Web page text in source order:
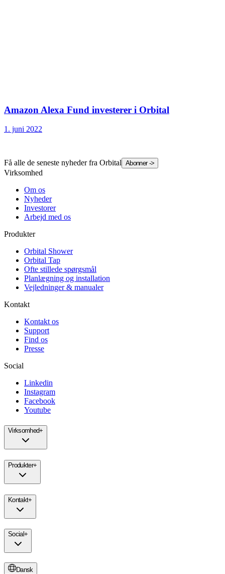
Amazon Alexa Fund investerer i Orbital
1. juni 2022
Få alle de seneste nyheder fra Orbital Abonner ->
Virksomhed
Om os
Nyheder
Investorer
Arbejd med os
Produkter
Orbital Shower
Orbital Tap
Ofte stillede spørgsmål
Planlægning og installation
Vejledninger & manualer
Kontakt
Kontakt os
Support
Find os
Presse
Social
Linkedin
Instagram
Facebook
Youtube
Virksomhed+
Produkter+
Kontakt+
Social+
Dansk